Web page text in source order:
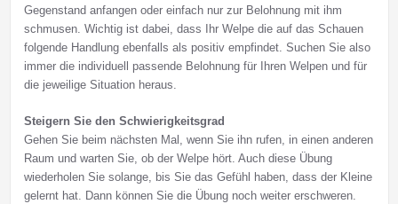
Gegenstand anfangen oder einfach nur zur Belohnung mit ihm
schmusen. Wichtig ist dabei, dass Ihr Welpe die auf das Schauen
folgende Handlung ebenfalls als positiv empfindet. Suchen Sie also
immer die individuell passende Belohnung für Ihren Welpen und für
die jeweilige Situation heraus.
Steigern Sie den Schwierigkeitsgrad
Gehen Sie beim nächsten Mal, wenn Sie ihn rufen, in einen anderen
Raum und warten Sie, ob der Welpe hört. Auch diese Übung
wiederholen Sie solange, bis Sie das Gefühl haben, dass der Kleine
gelernt hat. Dann können Sie die Übung noch weiter erschweren.